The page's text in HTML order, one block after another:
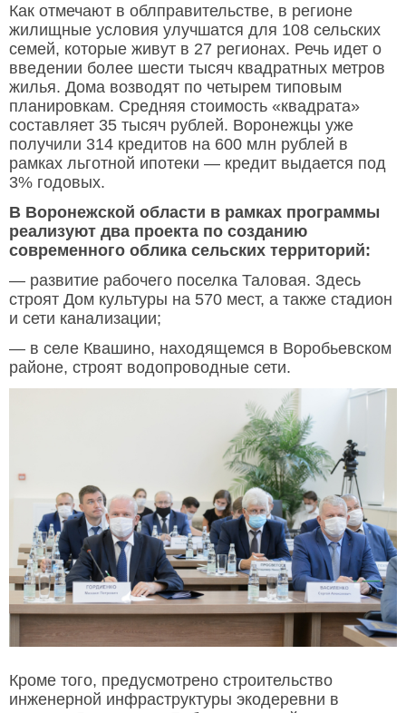
Как отмечают в облправительстве, в регионе
жилищные условия улучшатся для 108 сельских
семей, которые живут в 27 регионах. Речь идет о
введении более шести тысяч квадратных метров
жилья. Дома возводят по четырем типовым
планировкам. Средняя стоимость «квадрата»
составляет 35 тысяч рублей. Воронежцы уже
получили 314 кредитов на 600 млн рублей в
рамках льготной ипотеки — кредит выдается под
3% годовых.
В Воронежской области в рамках программы
реализуют два проекта по созданию
современного облика сельских территорий:
— развитие рабочего поселка Таловая. Здесь
строят Дом культуры на 570 мест, а также стадион
и сети канализации;
— в селе Квашино, находящемся в Воробьевском
районе, строят водопроводные сети.
Кроме того, предусмотрено строительство
инженерной инфраструктуры экодеревни в